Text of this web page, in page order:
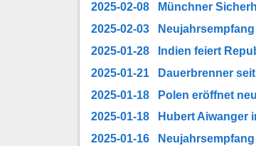
2025-02-08 Münchner
2025-02-03
2025-01-28 Indien feiert
2025-01-21 Dauerbrenner
2025-01-18 Polen eröffnet
2025-01-18 Hubert Aiwanger
2025-01-16